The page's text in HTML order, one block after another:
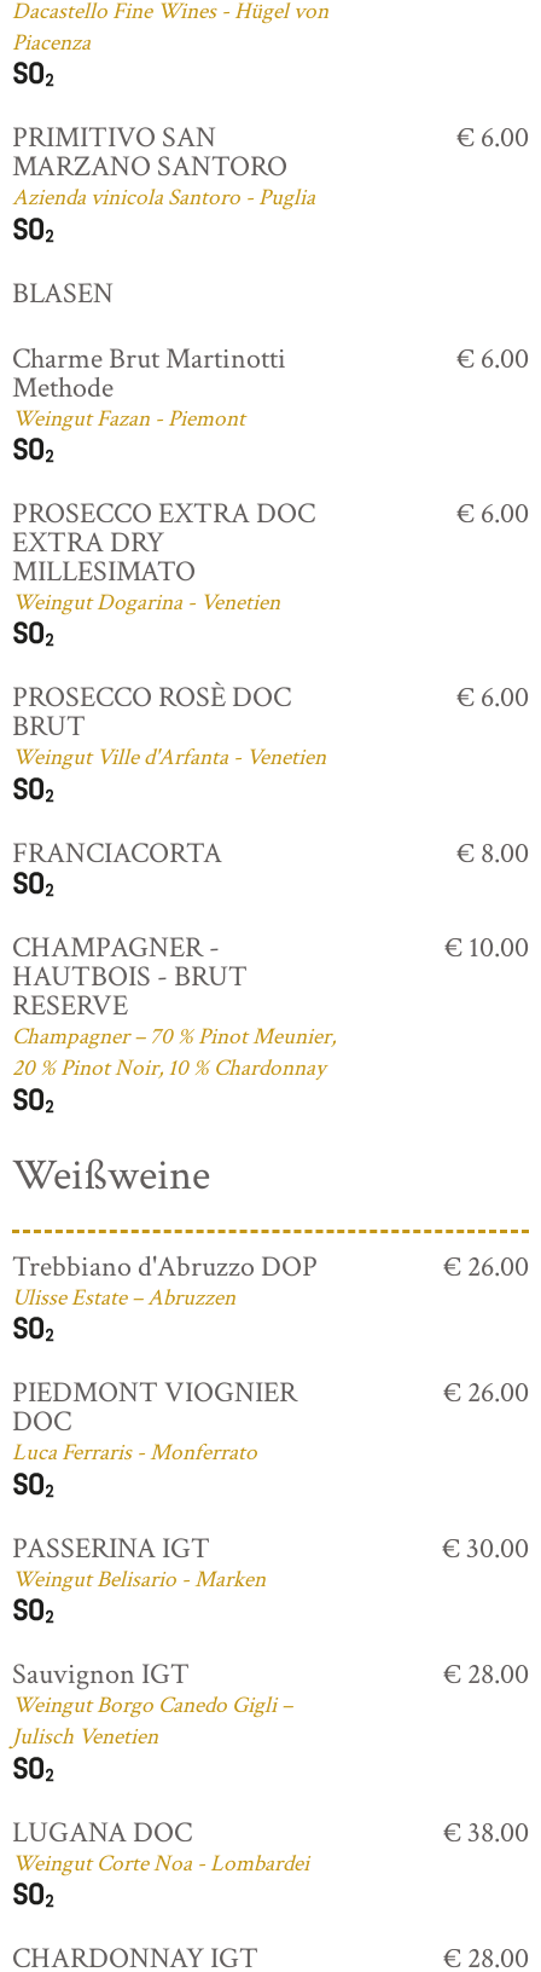
Dacastello Fine Wines - Hügel von
Piacenza
PRIMITIVO SAN
MARZANO SANTORO
Azienda vinicola Santoro - Puglia
€ 6.00
BLASEN
Charme Brut Martinotti
Methode
Weingut Fazan - Piemont
€ 6.00
PROSECCO EXTRA DOC
EXTRA DRY
MILLESIMATO
Weingut Dogarina - Venetien
€ 6.00
PROSECCO ROSÈ DOC
BRUT
Weingut Ville d'Arfanta - Venetien
€ 6.00
FRANCIACORTA € 8.00
CHAMPAGNER -
HAUTBOIS - BRUT
RESERVE
Champagner – 70 % Pinot Meunier,
20 % Pinot Noir, 10 % Chardonnay
€ 10.00
Weißweine
Trebbiano d'Abruzzo DOP
Ulisse Estate – Abruzzen
€ 26.00
PIEDMONT VIOGNIER
DOC
Luca Ferraris - Monferrato
€ 26.00
PASSERINA IGT
Weingut Belisario - Marken
€ 30.00
Sauvignon IGT
Weingut Borgo Canedo Gigli –
Julisch Venetien
€ 28.00
LUGANA DOC
Weingut Corte Noa - Lombardei
€ 38.00
CHARDONNAY IGT € 28.00